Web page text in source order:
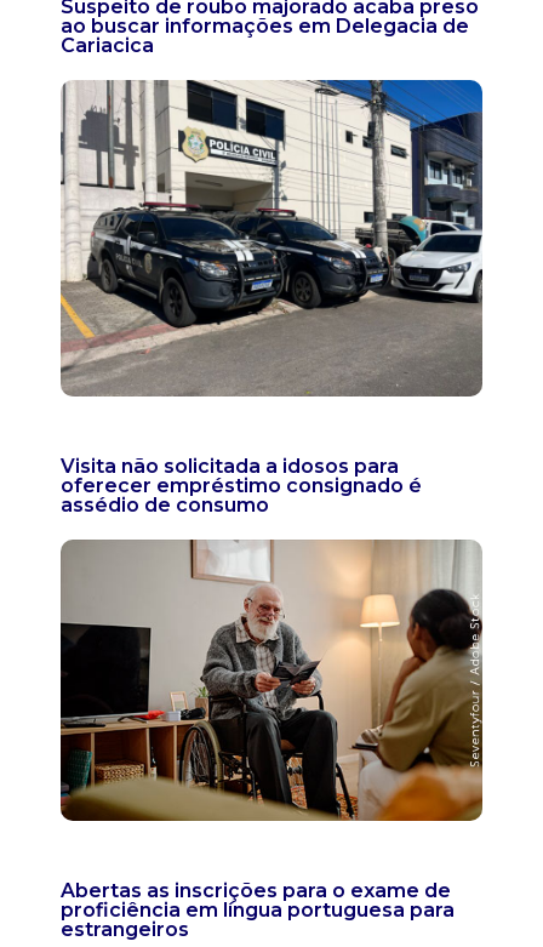
Suspeito de roubo majorado acaba preso
ao buscar informações em Delegacia de
Cariacica
Visita não solicitada a idosos para
oferecer empréstimo consignado é
assédio de consumo
Abertas as inscrições para o exame de
proficiência em língua portuguesa para
estrangeiros